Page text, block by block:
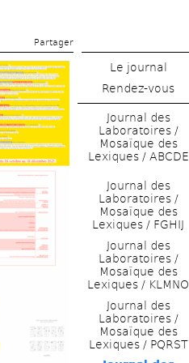
Partager
Le journal
Rendez-vous
Journal des
Laboratoires /
Mosaïque des
Lexiques / ABCDE
Journal des
Laboratoires /
Mosaïque des
Lexiques / FGHIJ
Journal des
Laboratoires /
Mosaïque des
Lexiques / KLMNO
Journal des
Laboratoires /
Mosaïque des
Lexiques / PQRST